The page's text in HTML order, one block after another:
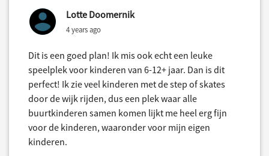
Lotte Doomernik
4 years ago
Dit is een goed plan! Ik mis ook echt een leuke
speelplek voor kinderen van 6-12+ jaar. Dan is dit
perfect! Ik zie veel kinderen met de step of skates
door de wijk rijden, dus een plek waar alle
buurtkinderen samen komen lijkt me heel erg fijn
voor de kinderen, waaronder voor mijn eigen
kinderen.